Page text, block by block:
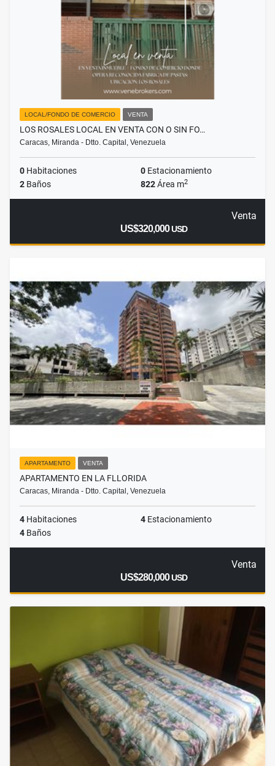
LOCAL/FONDO DE COMERCIO VENTA
LOS ROSALES LOCAL EN VENTA CON O SIN FO…
Caracas, Miranda - Dtto. Capital, Venezuela
0 Habitaciones 0 Estacionamiento
2 Baños 822Área m2
Venta
US$320,000USD
APARTAMENTO VENTA
APARTAMENTO EN LA FLLORIDA
Caracas, Miranda - Dtto. Capital, Venezuela
4 Habitaciones 4 Estacionamiento
4 Baños
Venta
US$280,000USD